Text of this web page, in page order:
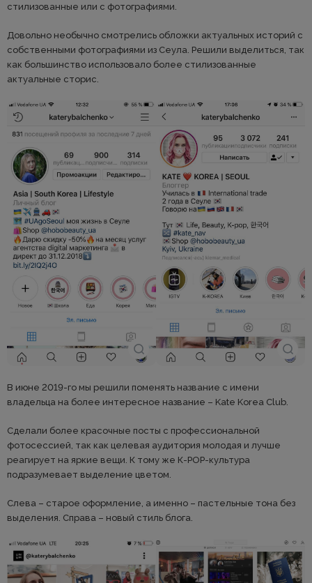
стилизованные или с фотографиями.
Довольно необычно смотрелись обложки актуальных историй с
собственными фотографиями из Сеула. Решили выделиться, так
как большинство использовало более стилизованные
актуальные сторис.
В июне 2019-го мы решили поменять название с имени
владельца на более интересное название – Kate Korea Club.
Сделали более красочные посты с профессиональной
фотосессией, так как целевая аудитория молодая и лучше
реагирует на яркие вещи. К тому же К-РОР-культура
подразумевает выделение цветом.
Слева – старое оформление, а именно – пастельные тона без
выделения. Справа – новый стиль блога.